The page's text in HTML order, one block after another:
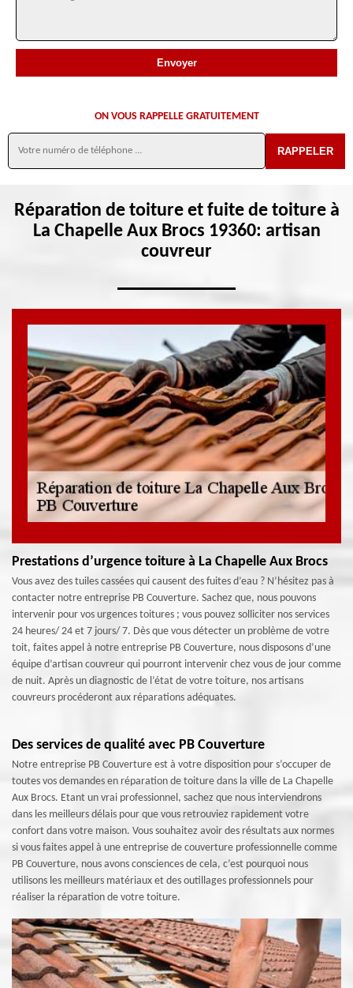
ON VOUS RAPPELLE GRATUITEMENT
Réparation de toiture et fuite de toiture à
La Chapelle Aux Brocs 19360: artisan
couvreur
Prestations d’urgence toiture à La Chapelle Aux Brocs
Vous avez des tuiles cassées qui causent des fuites d’eau ? N’hésitez pas à
contacter notre entreprise PB Couverture. Sachez que, nous pouvons
intervenir pour vos urgences toitures ; vous pouvez solliciter nos services
24 heures/ 24 et 7 jours/ 7. Dès que vous détecter un problème de votre
toit, faites appel à notre entreprise PB Couverture, nous disposons d’une
équipe d’artisan couvreur qui pourront intervenir chez vous de jour comme
de nuit. Après un diagnostic de l’état de votre toiture, nos artisans
couvreurs procéderont aux réparations adéquates.
Des services de qualité avec PB Couverture
Notre entreprise PB Couverture est à votre disposition pour s’occuper de
toutes vos demandes en réparation de toiture dans la ville de La Chapelle
Aux Brocs. Etant un vrai professionnel, sachez que nous interviendrons
dans les meilleurs délais pour que vous retrouviez rapidement votre
confort dans votre maison. Vous souhaitez avoir des résultats aux normes
si vous faites appel à une entreprise de couverture professionnelle comme
PB Couverture, nous avons consciences de cela, c’est pourquoi nous
utilisons les meilleurs matériaux et des outillages professionnels pour
réaliser la réparation de votre toiture.